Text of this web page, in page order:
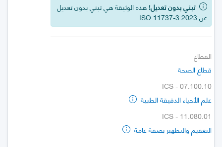
تبني بدون تعديل! هذه الوثيقة هي تبني بدون تعديل
عن ISO 11737-3:2023
القطاع
قطاع الصحة
ICS - 07.100.10
علم الأحياء الدقيقة الطبية
ICS - 11.080.01
التعقيم والتطهير بصفة عامة